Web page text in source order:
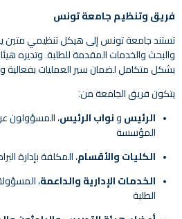
فريق وتنظيم جامعة تونس
تستند جامعة تونس إلى هيكل تنظيمي متين
والبحث والخدمات المقدمة للطلبة. وتديره
بشكل متكامل لضمان سير العمليات بفعالية
يتكون فريق الجامعة من:
الرئيس و نواب الرئيس، المسؤولون عن
المؤسسة
الكليات والأقسام، المكلفة بإدارة
الخدمات الإدارية والداعمة،
الطلبة